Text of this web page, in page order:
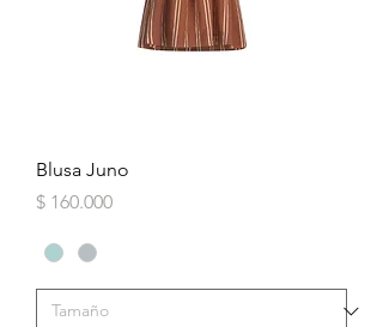
Blusa Juno
Precio
$ 160.000